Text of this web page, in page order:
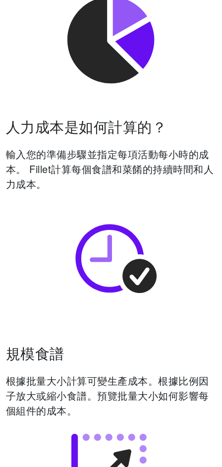
人力成本是如何計算的？
輸入您的準備步驟並指定每項活動每小時的成
本。 Fillet計算每個食譜和菜餚的持續時間和人
力成本。
規模食譜
根據批量大小計算可變生產成本。根據比例因
子放大或縮小食譜。預覽批量大小如何影響每
個組件的成本。